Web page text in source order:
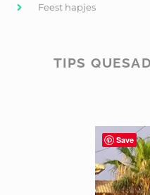
Feest hapjes
TIPS
Save